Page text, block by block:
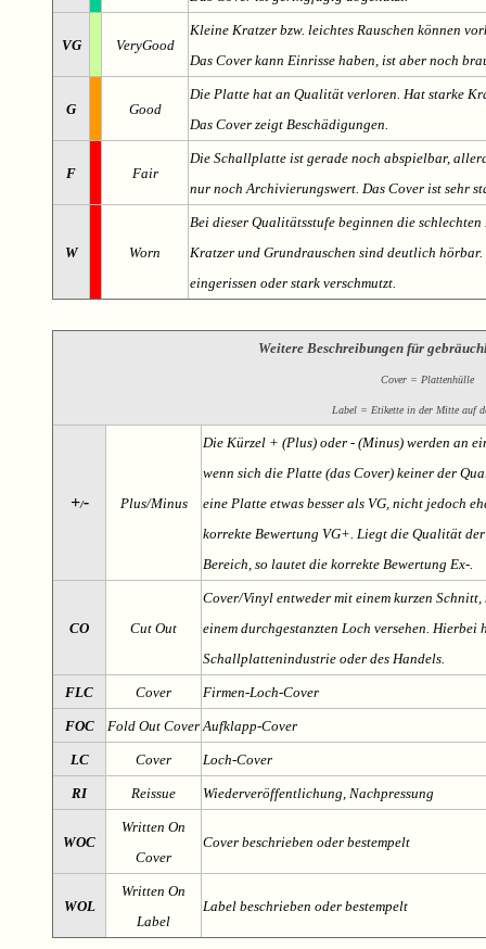
VG VeryGood
Kleine Kratzer bzw. leichtes Rauschen können
Das Cover kann Einrisse haben, ist aber noch
G Good
Die Platte hat an Qualität verloren. Hat starke
Das Cover zeigt Beschädigungen.
F Fair
Die Schallplatte ist gerade noch abspielbar,
nur noch Archivierungswert. Das Cover ist sehr
W Worn
Bei dieser Qualitätsstufe beginnen die
Kratzer und Grundrauschen sind deutlich
eingerissen oder stark verschmutzt.
Weitere Beschreibungen für
Cover = Plattenhülle
Label = Etikette in der Mitte auf
+/- Plus/Minus
Die Kürzel + (Plus) oder - (Minus) werden an
wenn sich die Platte (das Cover) keiner der
eine Platte etwas besser als VG, nicht jedoch
korrekte Bewertung VG+. Liegt die Qualität
Bereich, so lautet die korrekte Bewertung Ex-.
CO Cut Out
Cover/Vinyl entweder mit einem kurzen
einem durchgestanzten Loch versehen. Hierbei
Schallplattenindustrie oder des Handels.
FLC Cover Firmen-Loch-Cover
FOC Fold Out Cover Aufklapp-Cover
LC Cover Loch-Cover
RI Reissue Wiederveröffentlichung, Nachpressung
WOC
Written On
Cover
Cover beschrieben oder bestempelt
WOL
Written On
Label
Label beschrieben oder bestempelt